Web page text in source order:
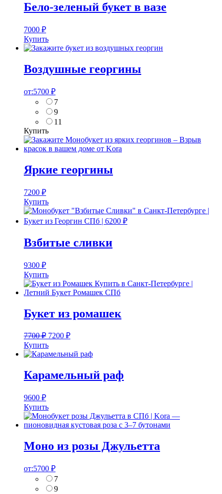
Бело-зеленый букет в вазе
7000 ₽
Купить
Воздушные георгины
от:5700 ₽
7
9
11
Купить
Яркие георгины
7200 ₽
Купить
Взбитые сливки
9300 ₽
Купить
Букет из ромашек
7700₽ 7200 ₽
Купить
Карамельный раф
9600 ₽
Купить
Моно из розы Джульетта
от:5700 ₽
7
9